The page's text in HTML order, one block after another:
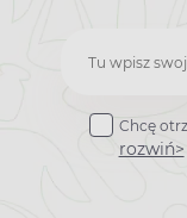
Zapisz
do
Chcę
rozwiń>